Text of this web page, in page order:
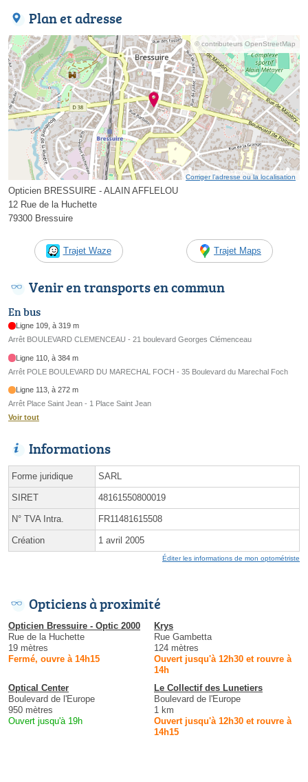
Plan et adresse
© contributeurs OpenStreetMap
Corriger l’adresse ou la localisation
Opticien BRESSUIRE - ALAIN AFFLELOU
12 Rue de la Huchette
79300 Bressuire
Trajet Waze Trajet Maps
Venir en transports en commun
En bus
Ligne 109, à 319 m
Arrêt BOULEVARD CLEMENCEAU - 21 boulevard Georges Clémenceau
Ligne 110, à 384 m
Arrêt POLE BOULEVARD DU MARECHAL FOCH - 35 Boulevard du Marechal Foch
Ligne 113, à 272 m
Arrêt Place Saint Jean - 1 Place Saint Jean
Voir tout
Informations
Forme juridique SARL
SIRET 48161550800019
N° TVA Intra. FR11481615508
Création 1 avril 2005
Éditer les informations de mon optométriste
Opticiens à proximité
Opticien Bressuire - Optic 2000
Rue de la Huchette
19 mètres
Fermé, ouvre à 14h15
Krys
Rue Gambetta
124 mètres
Ouvert jusqu'à 12h30 et rouvre à
14h
Optical Center
Boulevard de l'Europe
950 mètres
Ouvert jusqu'à 19h
Le Collectif des Lunetiers
Boulevard de l'Europe
1 km
Ouvert jusqu'à 12h30 et rouvre à
14h15